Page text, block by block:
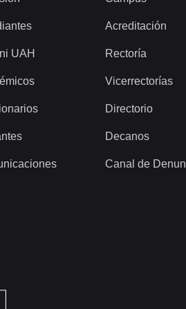
UAH
Acreditación
Rectoría
Vicerrectorías
Directorio
Decanos
Canal de